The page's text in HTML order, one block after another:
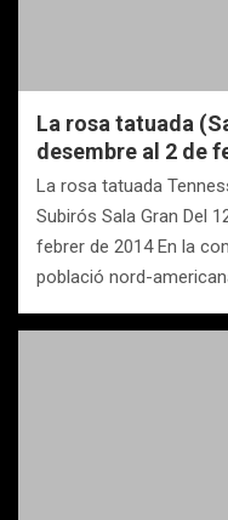
La rosa tatuada
desembre al 2 de
La rosa tatuada
Subirós Sala Gran Del
febrer de 2014 En la
població nord-